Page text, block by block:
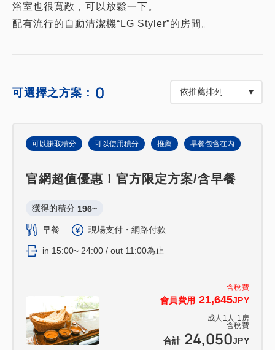
浴室也很寬敞，可以放鬆一下。
配有流行的自動清潔機“LG Styler”的房間。
可選擇之方案： 0
含稅費
會員費用 21,645JPY
成人 1 人 1 房
含稅費
合計 24,050JPY
可以賺取積分 可以使用積分 推薦 早餐包含在內
官網超值優惠！官方限定方案/含早餐
獲得的積分 196~
早餐 現場支付・網路付款
in 15:00~ 24:00 / out 11:00為止